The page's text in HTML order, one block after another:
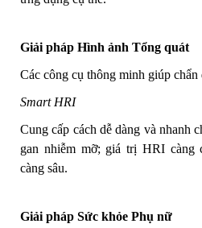
Giải pháp Hình ảnh Tổng quát
Các công cụ thông minh giúp chẩn
Smart HRI
Cung cấp cách dễ dàng và nhanh
gan nhiễm mỡ; giá trị HRI càng
càng sâu.
Giải pháp Sức khỏe Phụ nữ